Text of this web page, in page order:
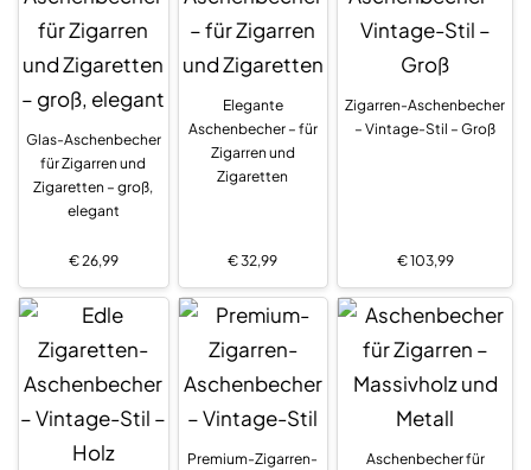
Glas-Aschenbecher
für Zigarren und
Zigaretten – groß,
elegant
€26,99
Elegante
Aschenbecher – für
Zigarren und
Zigaretten
€32,99
Zigarren-Aschenbecher
– Vintage-Stil – Groß
€103,99
Premium-Zigarren-
Aschenbecher für